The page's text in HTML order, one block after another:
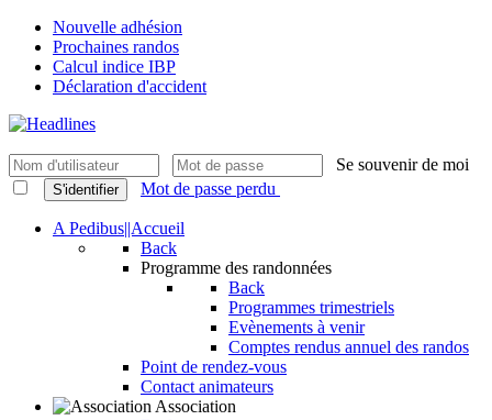
Nouvelle adhésion
Prochaines randos
Calcul indice IBP
Déclaration d'accident
Se souvenir de moi
S'identifier Mot de passe perdu
A Pedibus||Accueil
Back
Programme des randonnées
Back
Programmes trimestriels
Evènements à venir
Comptes rendus annuel des randos
Point de rendez-vous
Contact animateurs
Association